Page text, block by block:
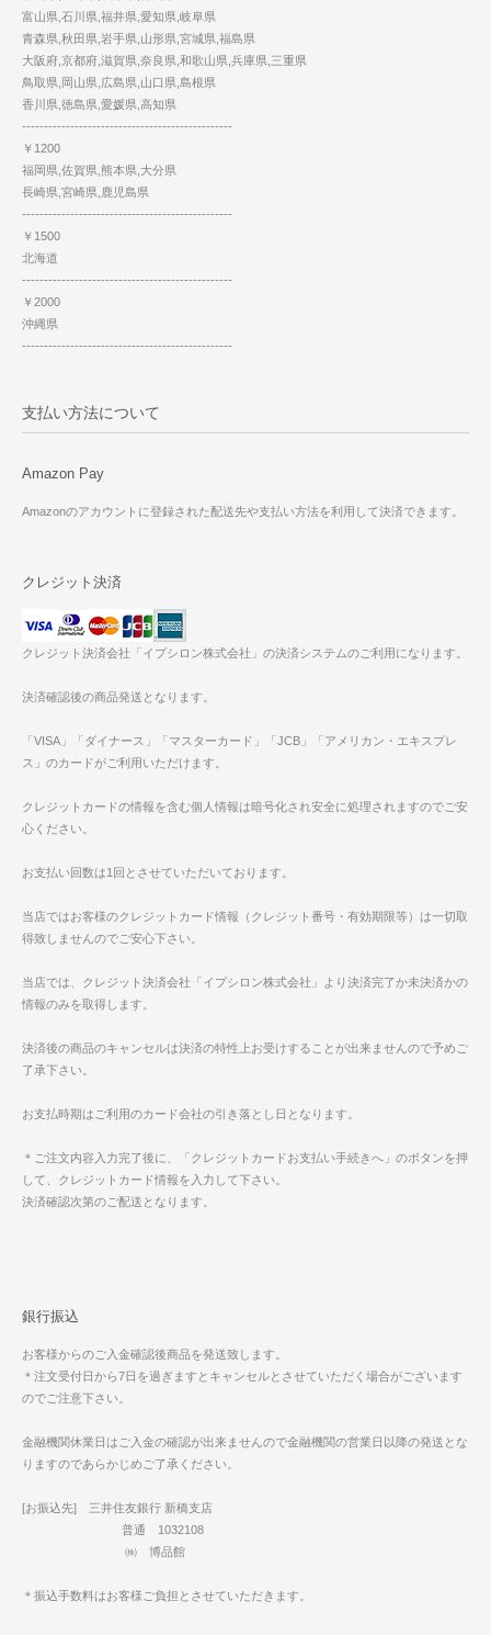
富山県,石川県,福井県,愛知県,岐阜県
青森県,秋田県,岩手県,山形県,宮城県,福島県
大阪府,京都府,滋賀県,奈良県,和歌山県,兵庫県,三重県
鳥取県,岡山県,広島県,山口県,島根県
香川県,徳島県,愛媛県,高知県
------------------------------------------------
￥1200
福岡県,佐賀県,熊本県,大分県
長崎県,宮崎県,鹿児島県
------------------------------------------------
￥1500
北海道
------------------------------------------------
￥2000
沖縄県
------------------------------------------------
支払い方法について
Amazon Pay
Amazonのアカウントに登録された配送先や支払い方法を利用して決済できます。
クレジット決済
クレジット決済会社「イプシロン株式会社」の決済システムのご利用になります。
決済確認後の商品発送となります。
「VISA」「ダイナース」「マスターカード」「JCB」「アメリカン・エキスプレ
ス」のカードがご利用いただけます。
クレジットカードの情報を含む個人情報は暗号化され安全に処理されますのでご安
心ください。
お支払い回数は1回とさせていただいております。
当店ではお客様のクレジットカード情報（クレジット番号・有効期限等）は一切取
得致しませんのでご安心下さい。
当店では、クレジット決済会社「イプシロン株式会社」より決済完了か未決済かの
情報のみを取得します。
決済後の商品のキャンセルは決済の特性上お受けすることが出来ませんので予めご
了承下さい。
お支払時期はご利用のカード会社の引き落とし日となります。
＊ご注文内容入力完了後に、「クレジットカードお支払い手続きへ」のボタンを押
して、クレジットカード情報を入力して下さい。
決済確認次第のご配送となります。
銀行振込
お客様からのご入金確認後商品を発送致します。
＊注文受付日から7日を過ぎますとキャンセルとさせていただく場合がございます
のでご注意下さい。
金融機関休業日はご入金の確認が出来ませんので金融機関の営業日以降の発送とな
りますのであらかじめご了承ください。
[お振込先] 三井住友銀行 新橋支店
普通 1032108
㈱ 博品館
＊振込手数料はお客様ご負担とさせていただきます。